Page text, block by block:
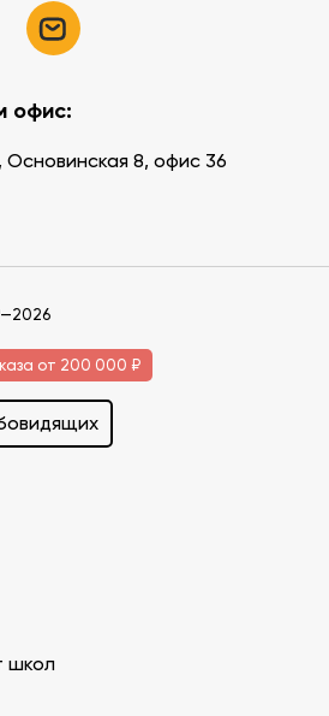
офис:
Основинская 8, офис 36
от 200 000 ₽
школ